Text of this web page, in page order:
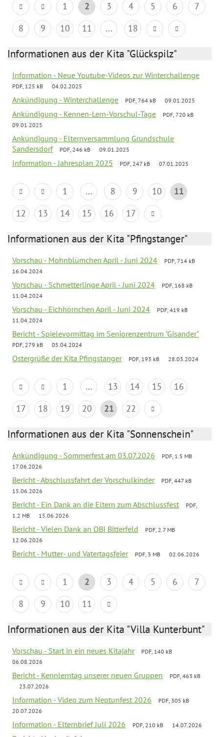
1 2 3 4 5 6
7
8
9 10 11 ... 18
Informationen aus der Kita "Glückspilz"
Information - Neue Youtube-Videos zur Winterchallenge
PDF, 125 kB 04.02.2025
Ankündigung - Winterchallenge PDF, 764 kB 09.01.2025
Ankündigung - Kennen-Lern-Vorschul-Tage
PDF, 720 kB
09.01.2025
Ankündigung - Elternversammlung Grundschule
Sandersdorf
PDF, 246 kB 09.01.2025
Information - Jahresplan 2025 PDF, 247 kB 07.01.2025
1 ... 8 9 10
11
12
13 14 15 16 17
Informationen aus der Kita "Pfingstanger"
Vorschau - Mohnblümchen April - Juni 2024
PDF, 714 kB
16.04.2024
Vorschau - Schmetterlinge April - Juni 2024
PDF, 168 kB
11.04.2024
Vorschau - Eichhörnchen April - Juni 2024
PDF, 419 kB
11.04.2024
Bericht - Spielevormittag im Seniorenzentrum "Gisander"
PDF, 279 kB 05.04.2024
Ostergrüße der Kita Pfingstanger PDF, 193 kB 28.03.2024
1 ... 13 14 15
16
17
18 19 20 21 22
Informationen aus der Kita "Sonnenschein"
Ankündigung - Sommerfest am 03.07.2026
PDF, 1.5 MB
17.06.2026
Bericht - Abschlussfahrt der Vorschulkinder
PDF, 447 kB
15.06.2026
Bericht - Ein Dank an die Eltern zum Abschlussfest
PDF,
1.2 MB
15.06.2026
Bericht - Vielen Dank an OBI Bitterfeld
PDF, 2.7 MB
12.06.2026
Bericht - Mutter- und Vatertagsfeier PDF, 3 MB 02.06.2026
1 2 3 4 5 6
7
8
9 10 11
Informationen aus der Kita "Villa Kunterbunt"
Vorschau - Start in ein neues Kitajahr
PDF, 140 kB
06.08.2026
Bericht - Kennlerntag unserer neuen Gruppen
PDF, 463 kB
23.07.2026
Information - Video zum Neptunfest 2026
PDF, 305 kB
20.07.2026
Information - Elternbrief Juli 2026 PDF, 210 kB 14.07.2026